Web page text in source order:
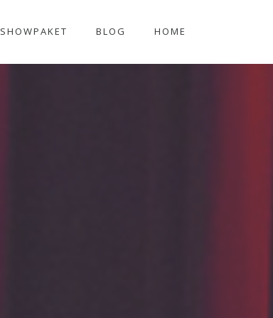
SHOWPAKET BLOG HOME